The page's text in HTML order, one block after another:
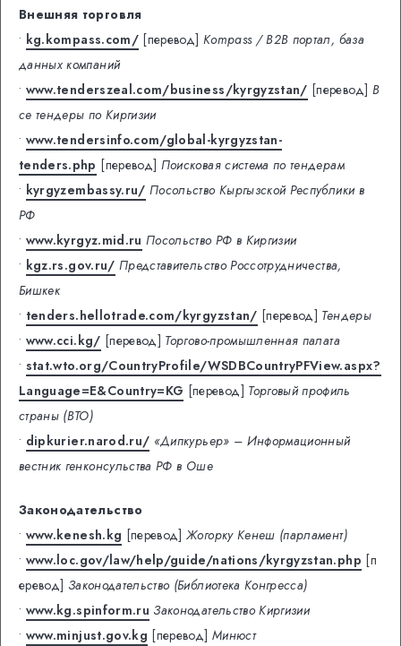
Внешняя торговля
• kg.kompass.com/ [перевод] Kompass / B2B портал, база
данных компаний
• www.tenderszeal.com/business/kyrgyzstan/ [перевод] В
се тендеры по Киргизии
• www.tendersinfo.com/global-kyrgyzstan-
tenders.php [перевод] Поисковая система по тендерам
• kyrgyzembassy.ru/ Посольство Кыргызской Республики в
РФ
• www.kyrgyz.mid.ru Посольство РФ в Киргизии
• kgz.rs.gov.ru/ Представительство Россотрудничества,
Бишкек
• tenders.hellotrade.com/kyrgyzstan/ [перевод] Тендеры
• www.cci.kg/ [перевод] Торгово-промышленная палата
• stat.wto.org/CountryProfile/WSDBCountryPFView.aspx?
Language=E&Country=KG [перевод] Торговый профиль
страны (ВТО)
• dipkurier.narod.ru/ «Дипкурьер» – Информационный
вестник генконсульства РФ в Оше
Законодательство
• www.kenesh.kg [перевод] Жогорку Кенеш (парламент)
• www.loc.gov/law/help/guide/nations/kyrgyzstan.php [п
еревод] Законодательство (Библиотека Конгресса)
• www.kg.spinform.ru Законодательство Киргизии
• www.minjust.gov.kg [перевод] Минюст